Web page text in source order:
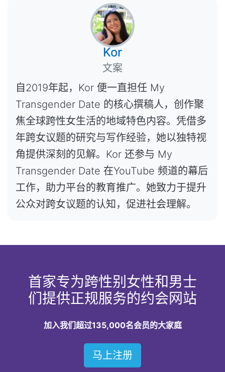
Kor
文案
自2019年起，Kor 便一直担任 My
Transgender Date 的核心撰稿人，创作聚
焦全球跨性女生活的地域特色内容。凭借多
年跨女议题的研究与写作经验，她以独特视
角提供深刻的见解。Kor 还参与 My
Transgender Date 在YouTube 频道的幕后
工作，助力平台的教育推广。她致力于提升
公众对跨女议题的认知，促进社会理解。
首家专为跨性别女性和男士
们提供正规服务的约会网站
加入我们超过135,000名会员的大家庭
马上注册